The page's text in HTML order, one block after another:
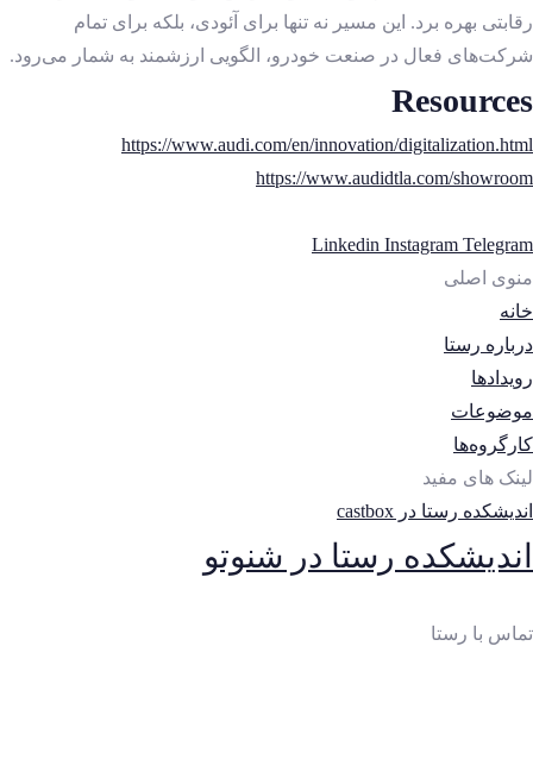
رقابتی بهره برد. این مسیر نه تنها برای آئودی، بلکه برای تمام
شرکت‌های فعال در صنعت خودرو، الگویی ارزشمند به شمار می‌رود.
Resources
https://www.audi.com/en/innovation/digitalization.html
https://www.audidtla.com/showroom
Linkedin Instagram Telegram
منوی اصلی
خانه
درباره رستا
رویدادها
موضوعات
کارگروه‌ها
لینک های مفید
اندیشکده رستا در castbox
اندیشکده رستا در شنوتو
تماس با رستا